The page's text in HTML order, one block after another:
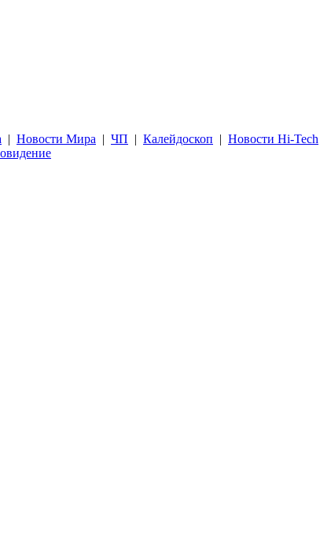
| Новости Мира | ЧП | Калейдоскоп | Новости Hi-Tech